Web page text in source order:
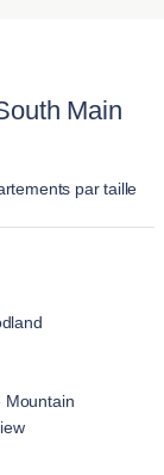
Main
par taille
Mountain